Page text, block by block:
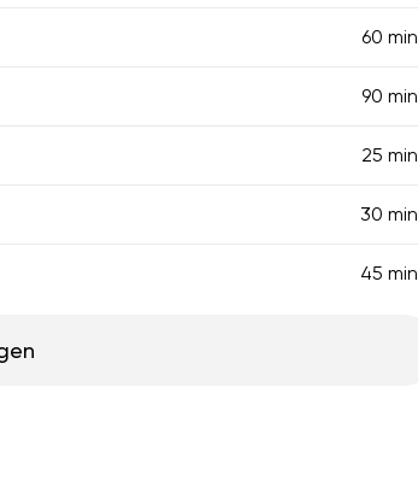
60 min
90 min
25 min
30 min
45 min